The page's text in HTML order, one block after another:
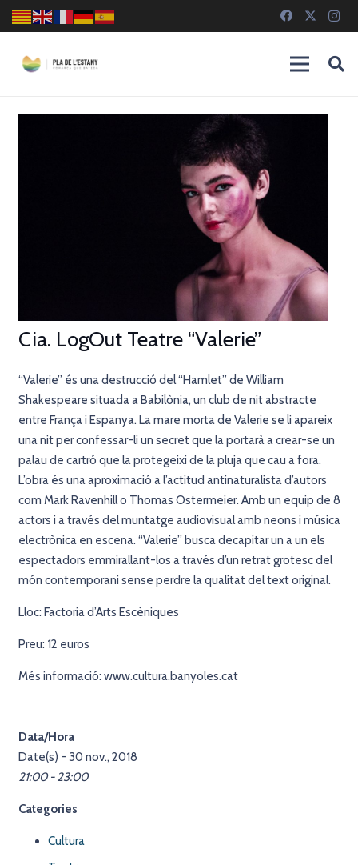
Cia. LogOut Teatre “Valerie”
“Valerie” és una destrucció del “Hamlet” de William
Shakespeare situada a Babilònia, un club de nit abstracte
entre França i Espanya. La mare morta de Valerie se li apareix
una nit per confessar-li un secret que la portarà a crear-se un
palau de cartró que la protegeixi de la pluja que cau a fora.
L’obra és una aproximació a l’actitud antinaturalista d’autors
com Mark Ravenhill o Thomas Ostermeier. Amb un equip de 8
actors i a través del muntatge audiovisual amb neons i música
electrònica en escena. “Valerie” busca decapitar un a un els
espectadors emmirallant-los a través d’un retrat grotesc del
món contemporani sense perdre la qualitat del text original.
Lloc: Factoria d’Arts Escèniques
Preu: 12 euros
Més informació: www.cultura.banyoles.cat
Data/Hora
Date(s) - 30 nov., 2018
21:00 - 23:00
Categories
Cultura